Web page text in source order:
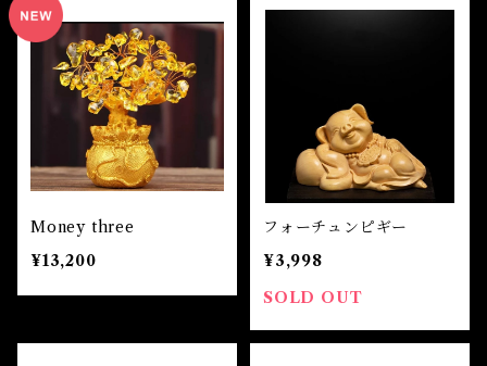
Money three
¥13,200
フォーチュンピギー
¥3,998
SOLD OUT